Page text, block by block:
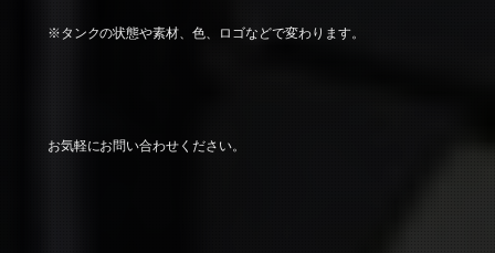
※タンクの状態や素材、色、ロゴなどで変わります。
お気軽にお問い合わせください。